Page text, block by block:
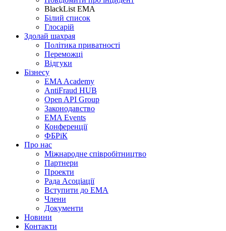
BlackList EMA
Білий список
Глосарій
Здолай шахрая
Політика приватності
Переможцi
Відгуки
Бізнесу
EMA Academy
AntiFraud HUB
Open API Group
Законодавство
EMA Events
Конференції
ФБРіК
Про нас
Міжнародне співробітництво
Партнери
Проекти
Рада Асоціації
Вступити до ЕМА
Члени
Документи
Новини
Контакти